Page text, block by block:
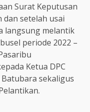
Surat Keputusan
dan setelah usai
langsung melantik
periode 2022 –
Ketua DPC
sekaligus